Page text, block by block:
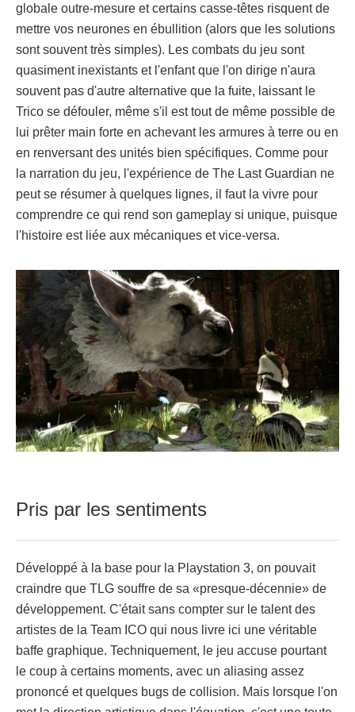
globale outre-mesure et certains casse-têtes risquent de
mettre vos neurones en ébullition (alors que les solutions
sont souvent très simples). Les combats du jeu sont
quasiment inexistants et l'enfant que l'on dirige n'aura
souvent pas d'autre alternative que la fuite, laissant le
Trico se défouler, même s'il est tout de même possible de
lui prêter main forte en achevant les armures à terre ou en
en renversant des unités bien spécifiques. Comme pour
la narration du jeu, l'expérience de The Last Guardian ne
peut se résumer à quelques lignes, il faut la vivre pour
comprendre ce qui rend son gameplay si unique, puisque
l'histoire est liée aux mécaniques et vice-versa.
Pris par les sentiments
Développé à la base pour la Playstation 3, on pouvait
craindre que TLG souffre de sa «presque-décennie» de
développement. C'était sans compter sur le talent des
artistes de la Team ICO qui nous livre ici une véritable
baffe graphique. Techniquement, le jeu accuse pourtant
le coup à certains moments, avec un aliasing assez
prononcé et quelques bugs de collision. Mais lorsque l'on